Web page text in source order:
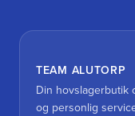
TEAM ALUTORP
Din hovslagerbutik
og personlig